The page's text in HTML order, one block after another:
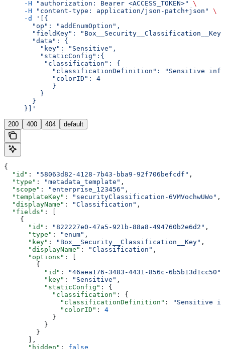
     -H
"authorization: Bearer <ACCESS_TOKEN>"
\
     -H
"content-type: application/json-patch+json"
\
     -d
'[{
       "op": "addEnumOption",
"fieldKey":
       "data": {
         "key": "Sensitive",
         "staticConfig":{
          "classification": {
"classificationDefinition": "Sensitive
            "colorID": 4
            }
         }
       }
     }]'
200 400 404 default
{
  "id"
: "58063d82-4128-7b43-bba9-92f706befcdf" ,
  "type"
: "metadata_template" ,
  "scope"
: "enterprise_123456" ,
  "templateKey"
: "securityClassification-6VMVochwUWo" ,
  "displayName"
: "Classification" ,
  "fields"
: [
    {
      "id"
: "822227e0-47a5-921b-88a8-494760b2e6d2" ,
      "type"
: "enum" ,
      "key"
: "Box__Security__Classification__Key" ,
      "displayName"
: "Classification" ,
      "options"
: [
        {
          "id"
: "46aea176-3483-4431-856c-6b5b13d1cc50"
          "key"
: "Sensitive" ,
          "staticConfig"
: {
            "classification"
: {
              "classificationDefinition"
:
"Sensitive
              "colorID"
: 4
            }
          }
        }
      ],
      "hidden"
: false